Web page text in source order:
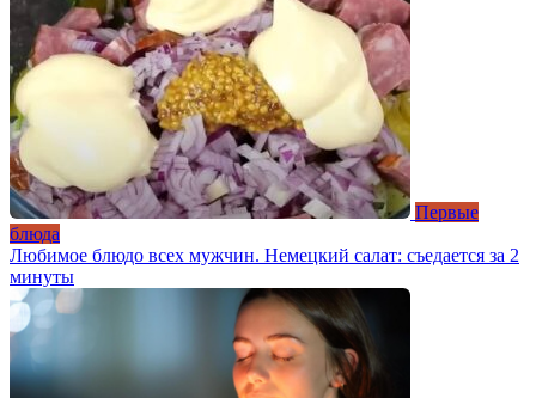
Первые
блюда
Любимое блюдо всех мужчин. Немецкий салат: съедается за 2
минуты